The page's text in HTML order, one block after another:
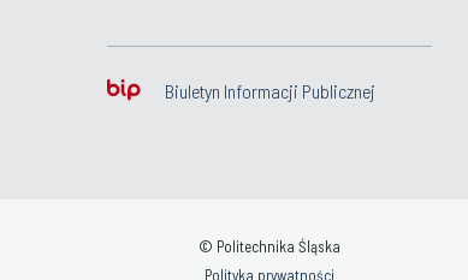
Biuletyn Informacji Publicznej
© Politechnika Śląska
Polityka prywatności